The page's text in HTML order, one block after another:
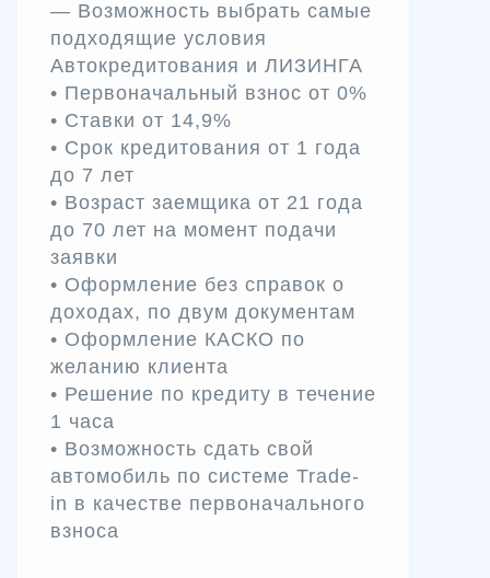
— Возможность выбрать самые
подходящие условия
Автокредитования и ЛИЗИНГА
• Первоначальный взнос от 0%
• Ставки от 14,9%
• Срок кредитования от 1 года
до 7 лет
• Возраст заемщика от 21 года
до 70 лет на момент подачи
заявки
• Оформление без справок о
доходах, по двум документам
• Оформление КАСКО по
желанию клиента
• Решение по кредиту в течение
1 часа
• Возможность сдать свой
автомобиль по системе Trade-
in в качестве первоначального
взноса